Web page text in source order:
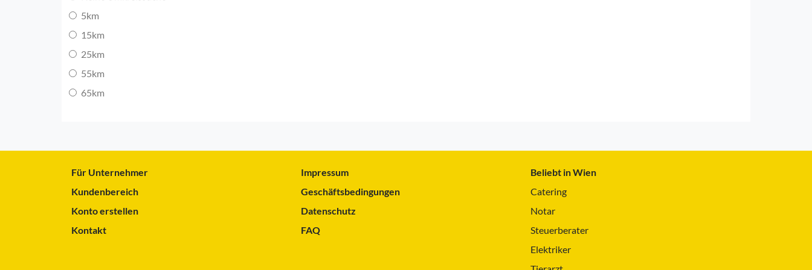
5km
15km
25km
55km
65km
Für Unternehmer
Kundenbereich
Konto erstellen
Kontakt
Impressum
Geschäftsbedingungen
Datenschutz
FAQ
Beliebt in Wien
Catering
Notar
Steuerberater
Elektriker